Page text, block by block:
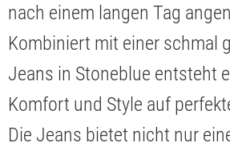
nach einem langen Tag
Kombiniert mit einer schmal
Jeans in Stoneblue entsteht
Komfort und Style auf
Die Jeans bietet nicht nur